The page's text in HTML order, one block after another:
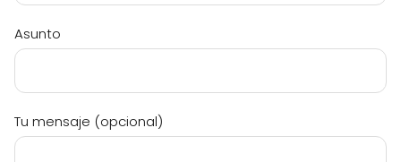
Asunto
Tu mensaje (opcional)